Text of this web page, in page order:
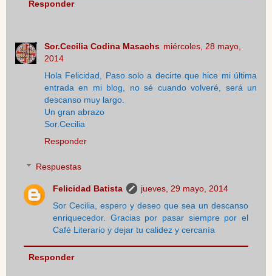
Responder
Sor.Cecilia Codina Masachs miércoles, 28 mayo,
2014
Hola Felicidad, Paso solo a decirte que hice mi última
entrada en mi blog, no sé cuando volveré, será un
descanso muy largo.
Un gran abrazo
Sor.Cecilia
Responder
Respuestas
Felicidad Batista
jueves, 29 mayo, 2014
Sor Cecilia, espero y deseo que sea un descanso
enriquecedor. Gracias por pasar siempre por el
Café Literario y dejar tu calidez y cercanía
Responder